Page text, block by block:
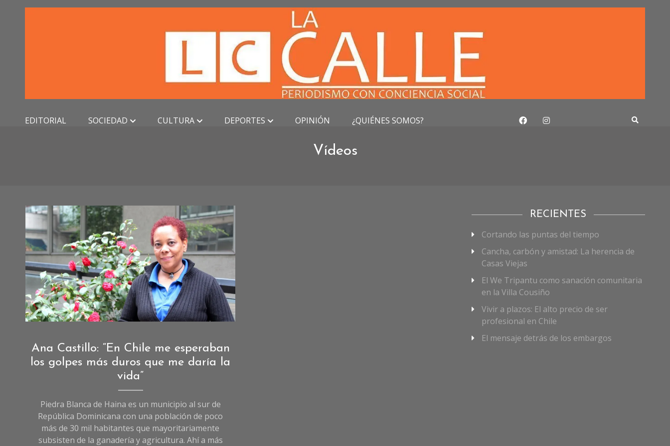
EDITORIAL SOCIEDAD CULTURA DEPORTES OPINIÓN ¿QUIÉNES SOMOS?
Vídeos
Fotografía de Daniela Pérez.
Crónicas
de
Sociedad
Ana Castillo: “En Chile me esperaban
los golpes más duros que me daría la
vida”
Piedra Blanca de Haina es un municipio al sur de
República Dominicana con una población de poco
más de 30 mil habitantes que mayoritariamente
subsisten de la ganadería y agricultura. Ahí a más
RECIENTES
Cortando las puntas del tiempo
Cancha, carbón y amistad: La herencia de
Casas Viejas
El We Tripantu como sanación comunitaria
en la Villa Cousiño
Vivir a plazos: El alto precio de ser
profesional en Chile
El mensaje detrás de los embargos